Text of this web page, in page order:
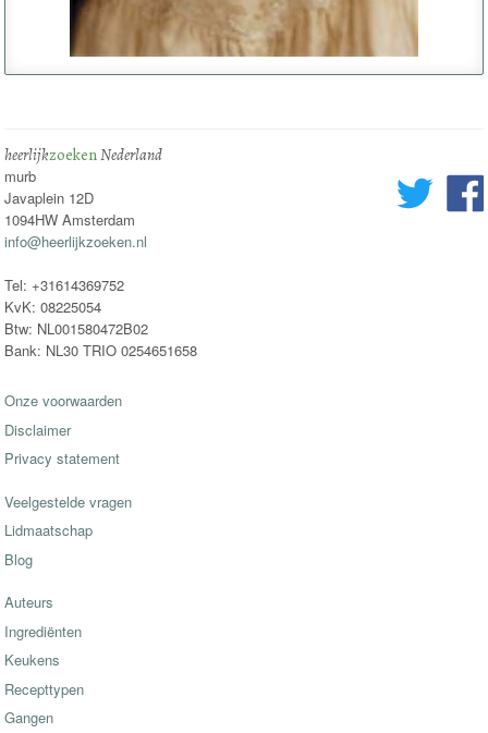
heerlijkzoekenNederland
murb
Javaplein 12D
1094HW Amsterdam
info@heerlijkzoeken.nl
Tel: +31614369752
KvK: 08225054
Btw: NL001580472B02
Bank: NL30 TRIO 0254651658
Onze voorwaarden
Disclaimer
Privacy statement
Veelgestelde vragen
Lidmaatschap
Blog
Auteurs
Ingrediënten
Keukens
Recepttypen
Gangen